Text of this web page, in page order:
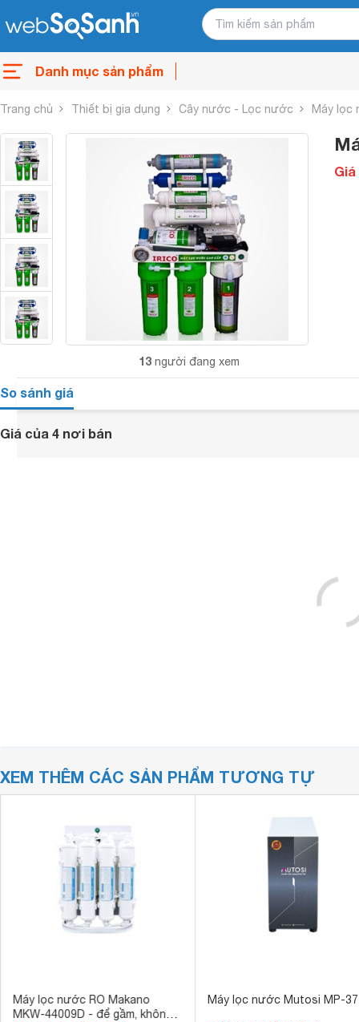
Danh mục sản phẩm
Trang chủ Thiết bị gia dụng Cây nước - Lọc nước Máy lọc
13 người đang xem
Giá
So sánh giá
Giá của 4 nơi bán
XEM THÊM CÁC SẢN PHẨM TƯƠNG TỰ
Máy lọc nước RO Makano
MKW-44009D - để gầm, không
Máy lọc nước Mutosi MP-